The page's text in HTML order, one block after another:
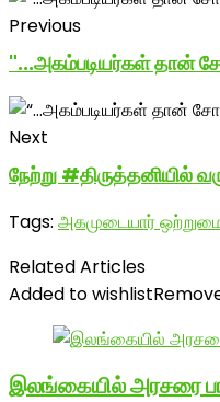
Previous
"...அகம்படியர்கள் தான்
Next
நேற்று #திருத்தனியில்
Tags: அகமுடையார்
Related Articles
Added to wishlist
இலங்கையில் அரசரை